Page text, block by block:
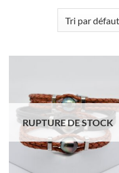
RUPTURE DE STOCK